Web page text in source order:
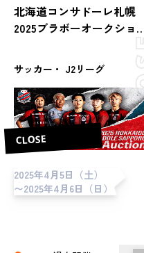
CLOSE
北海道コンサドーレ札幌
2025ブラボーオークショ
ン（第8節 vs徳島ヴォルテ
ィス）
サッカー・ J2リーグ
2025年4月5日（土）
〜2025年4月6日（日）